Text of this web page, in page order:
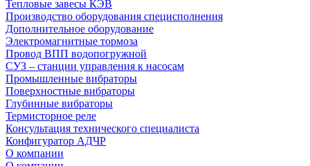
Тепловые завесы КЭВ
Производство оборудования специсполнения
Дополнительное оборудование
Электромагнитные тормоза
Провод ВПП водопогружной
СУЗ – станции управления к насосам
Промышленные вибраторы
Поверхностные вибраторы
Глубинные вибраторы
Термисторное реле
Консультация технического специалиста
Конфигуратор АДЧР
О компании